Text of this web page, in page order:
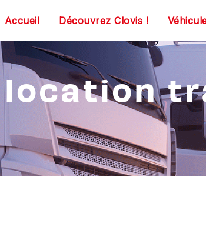
Accueil Découvrez Clovis !
location